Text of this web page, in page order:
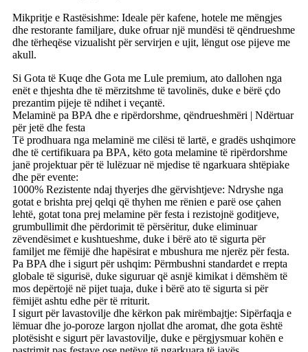
Mikpritje e Rastësishme: Ideale për kafene, hotele me mëngjes
dhe restorante familjare, duke ofruar një mundësi të qëndrueshme
dhe tërheqëse vizualisht për servirjen e ujit, lëngut ose pijeve me
akull.
Si Gota të Kuqe dhe Gota me Lule premium, ato dallohen nga
enët e thjeshta dhe të mërzitshme të tavolinës, duke e bërë çdo
prezantim pijeje të ndihet i veçantë.
Melaminë pa BPA dhe e ripërdorshme, qëndrueshmëri | Ndërtuar
për jetë dhe festa
Të prodhuara nga melaminë me cilësi të lartë, e gradës ushqimore
dhe të certifikuara pa BPA, këto gota melamine të ripërdorshme
janë projektuar për të lulëzuar në mjedise të ngarkuara shtëpiake
dhe për evente:
1000% Rezistente ndaj thyerjes dhe gërvishtjeve: Ndryshe nga
gotat e brishta prej qelqi që thyhen me rënien e parë ose çahen
lehtë, gotat tona prej melamine për festa i rezistojnë goditjeve,
grumbullimit dhe përdorimit të përsëritur, duke eliminuar
zëvendësimet e kushtueshme, duke i bërë ato të sigurta për
familjet me fëmijë dhe hapësirat e mbushura me njerëz për festa.
Pa BPA dhe i sigurt për ushqim: Përmbushni standardet e rrepta
globale të sigurisë, duke siguruar që asnjë kimikat i dëmshëm të
mos depërtojë në pijet tuaja, duke i bërë ato të sigurta si për
fëmijët ashtu edhe për të rriturit.
I sigurt për lavastovilje dhe kërkon pak mirëmbajtje: Sipërfaqja e
lëmuar dhe jo-poroze largon njollat ​​dhe aromat, dhe gota është
plotësisht e sigurt për lavastovilje, duke e përgjysmuar kohën e